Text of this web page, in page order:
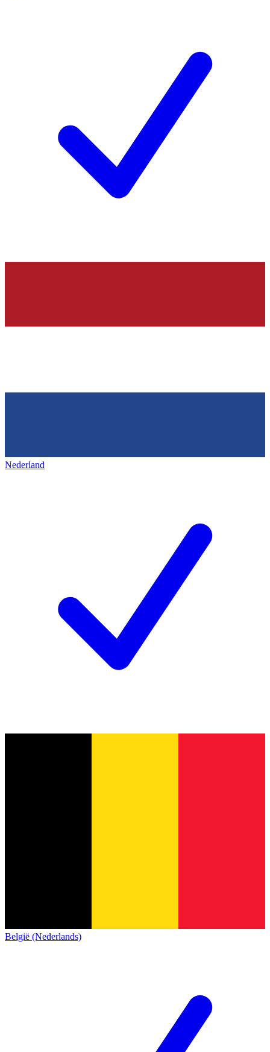
Nederland
België (Nederlands)